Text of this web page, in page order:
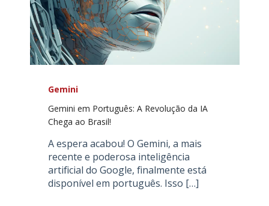
Gemini
Gemini em Português: A Revolução da IA
Chega ao Brasil!
A espera acabou! O Gemini, a mais
recente e poderosa inteligência
artificial do Google, finalmente está
disponível em português. Isso […]